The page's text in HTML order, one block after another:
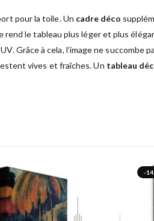
pour la toile. Un cadre déco
rend le tableau plus léger et plus
Grâce à cela, l’image ne succombe
vives et fraîches. Un tableau
-